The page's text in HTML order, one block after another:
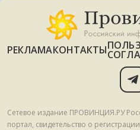
РЕКЛАМАКОНТАКТЫ
Сетевое издание ПРОВИНЦИЯ.РУ
портал, свидетельство о